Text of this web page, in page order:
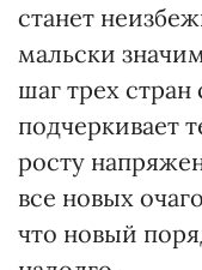
станет
мальски
шаг трех
подчеркивает
росту
все новых
что новый